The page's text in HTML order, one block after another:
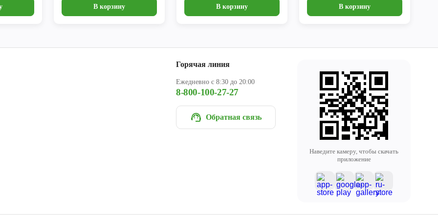
В корзину
В корзину
В корзину
Горячая линия
Ежедневно с 8:30 до 20:00
8-800-100-27-27
Обратная связь
Наведите камеру, чтобы скачать
приложение